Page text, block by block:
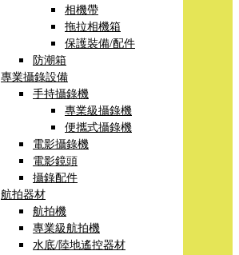
相機帶
拖拉相機箱
保護裝備/配件
防潮箱
專業攝錄設備
手持攝錄機
專業級攝錄機
便攜式攝錄機
電影攝錄機
電影鏡頭
攝錄配件
航拍器材
航拍機
專業級航拍機
水底/陸地遙控器材